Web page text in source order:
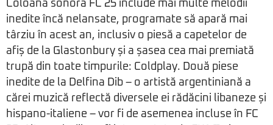
Coloana sonoră FC 25 include mai multe melodii
inedite încă nelansate, programate să apară mai
târziu în acest an, inclusiv o piesă a capetelor de
afiș de la Glastonbury și a șasea cea mai premiată
trupă din toate timpurile: Coldplay. Două piese
inedite de la Delfina Dib – o artistă argentiniană a
cărei muzică reflectă diversele ei rădăcini libaneze și
hispano-italiene – vor fi de asemenea incluse în FC